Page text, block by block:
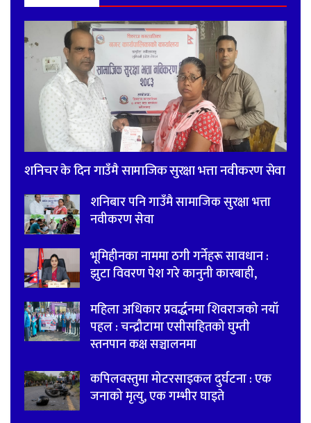
शनिचर के दिन गाउँमै सामाजिक सुरक्षा भत्ता नवीकरण सेवा
शनिबार पनि गाउँमै सामाजिक सुरक्षा भत्ता
नवीकरण सेवा
भूमिहीनका नाममा ठगी गर्नेहरू सावधान :
झुटा विवरण पेश गरे कानुनी कारबाही,
महिला अधिकार प्रवर्द्धनमा शिवराजको नयाँ
पहल : चन्द्रौटामा एसीसहितको घुम्ती
स्तनपान कक्ष सञ्चालनमा
कपिलवस्तुमा मोटरसाइकल दुर्घटना : एक
जनाको मृत्यु, एक गम्भीर घाइते